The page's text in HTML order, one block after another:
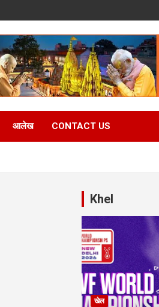
आलेख CONTACT US
Khel
खेल